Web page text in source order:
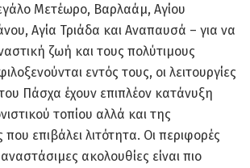
Μετέωρο, Βαρλαάμ, Αγίου
Αγία Τριάδα και Αναπαυσά – για να
ζωή και τους πολύτιμους
εντός τους, οι λειτουργίες
Πάσχα έχουν επιπλέον κατάνυξη
τοπίου αλλά και της
επιβάλει λιτότητα. Οι περιφορές
ακολουθίες είναι πιο